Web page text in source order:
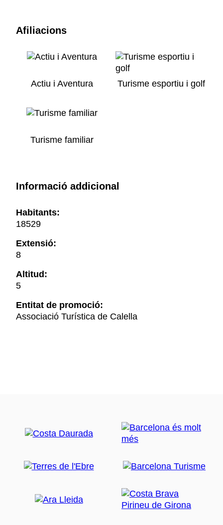
Afiliacions
Actiu i Aventura Turisme esportiu i golf
Turisme familiar
Informació addicional
Habitants:
18529
Extensió:
8
Altitud:
5
Entitat de promoció:
Associació Turística de Calella